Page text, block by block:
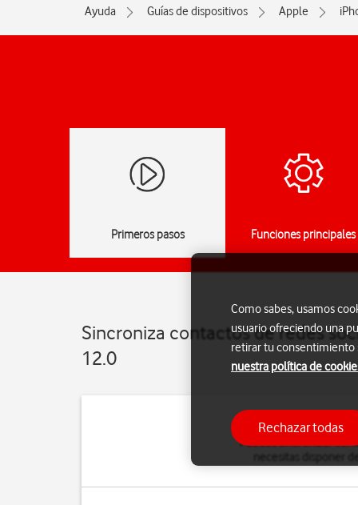
Ayuda Guías de dispositivos Apple
Primeros pasos Funciones principales
Sincroniza contactos de redes
12.0
Puedes sincronizar
Como sabes, usamos
usuario ofreciendo una
retirar tu consentimiento
nuestra política de
Rechazar todas